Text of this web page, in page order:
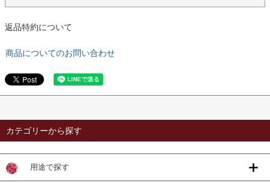
返品特約について
商品についてのお問い合わせ
カテゴリーから探す
用途で探す